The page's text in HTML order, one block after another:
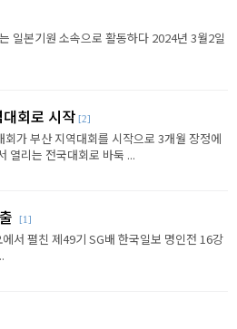
일본기원 소속으로 활동하다 2024년 3월2일
회로 시작 [2]
가 부산 지역대회를 시작으로 3개월 장정에
열리는 전국대회로 바둑 ...
[1]
서 펼친 제49기 SG배 한국일보 명인전 16강